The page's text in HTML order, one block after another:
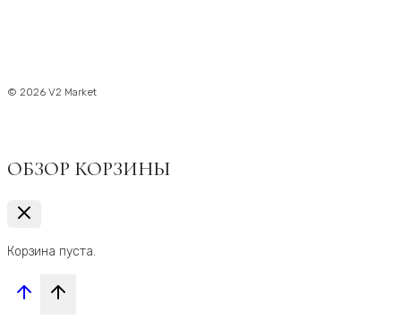
© 2026 V2 Market
ОБЗОР КОРЗИНЫ
Корзина пуста.